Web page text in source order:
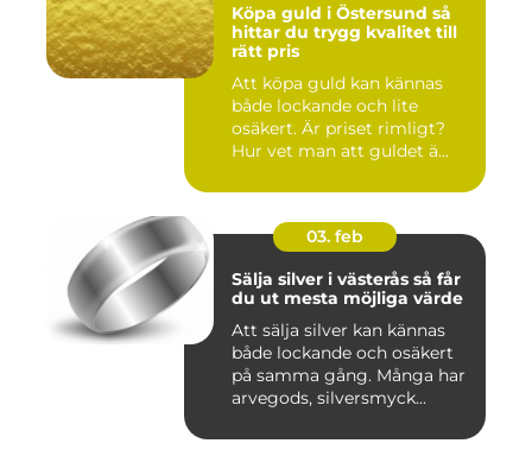
Köpa guld i Östersund så
hittar du trygg kvalitet till
rätt pris
Att köpa guld kan kännas
både lockande och lite
osäkert. Är priset rimligt?
Hur vet man att guldet ä...
03. feb
Sälja silver i västerås så får
du ut mesta möjliga värde
Att sälja silver kan kännas
både lockande och osäkert
på samma gång. Många har
arvegods, silversmyck...